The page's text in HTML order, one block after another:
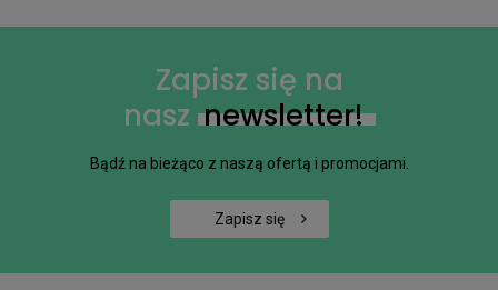
Zapisz się na
nasz newsletter!
Bądź na bieżąco z naszą ofertą i promocjami.
Zapisz się